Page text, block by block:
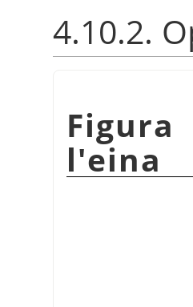
4.10.2.
l'eina